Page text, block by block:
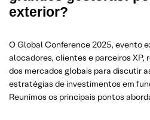
exterior?
O Global Conference 2025, evento
alocadores, clientes e parceiros XP,
dos mercados globais para discutir
estratégias de investimentos em
Reunimos os principais pontos